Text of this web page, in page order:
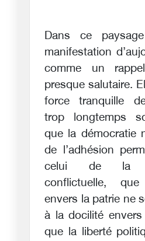
Dans ce
manifestation
comme un
presque salutaire.
force tranquille
trop longtemps
que la démocratie
de l’adhésion
celui de la
conflictuelle,
envers la patrie ne
à la docilité
que la liberté